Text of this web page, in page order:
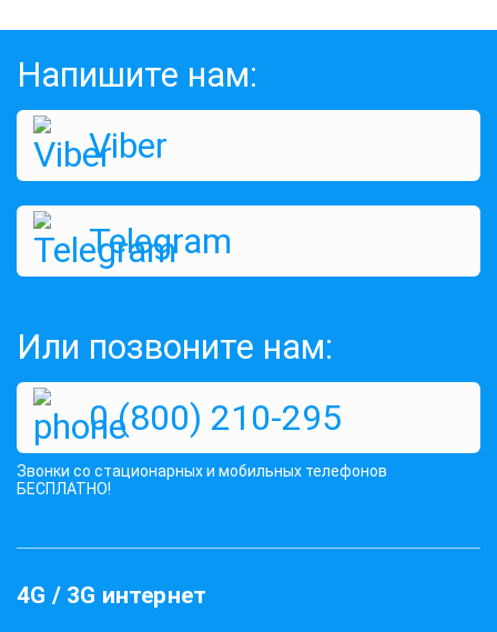
Напишите нам:
Viber
Telegram
Или позвоните нам:
0 (800) 210-295
Звонки со стационарных и мобильных телефонов
БЕСПЛАТНО!
4G / 3G интернет